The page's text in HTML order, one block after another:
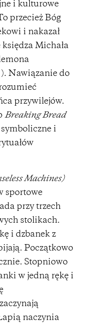
i kulturowe
przecież Bóg
i nakazał
Michała
). Nawiązanie do
przywilejów.
Breaking Bread
i
Machines)
sportowe
przy trzech
stolikach.
i dzbanek z
Początkowo
Stopniowo
w jedną rękę i
naczynia